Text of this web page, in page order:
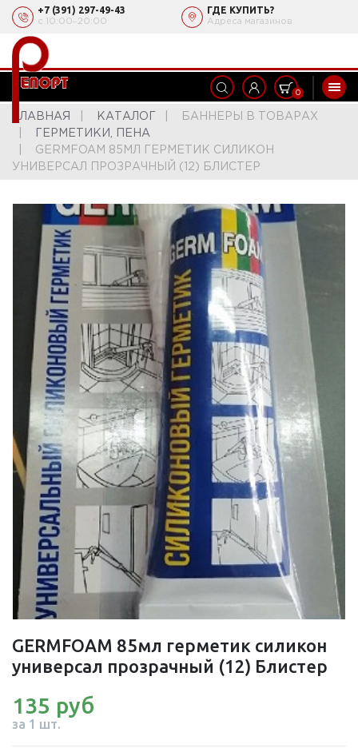
+7 (391) 297-49-43
с 10:00‒20:00
ГДЕ КУПИТЬ?
Адреса магазинов
0
ГЛАВНАЯ КАТАЛОГ
БАННЕРЫ В ТОВАРАХ
ГЕРМЕТИКИ, ПЕНА
GERMFOAM 85МЛ ГЕРМЕТИК СИЛИКОН
УНИВЕРСАЛ ПРОЗРАЧНЫЙ (12) БЛИСТЕР
GERMFOAM 85мл герметик силикон
универсал прозрачный (12) Блистер
135 руб
за 1 шт.